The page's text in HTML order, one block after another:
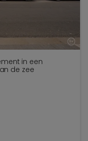
in een
de zee